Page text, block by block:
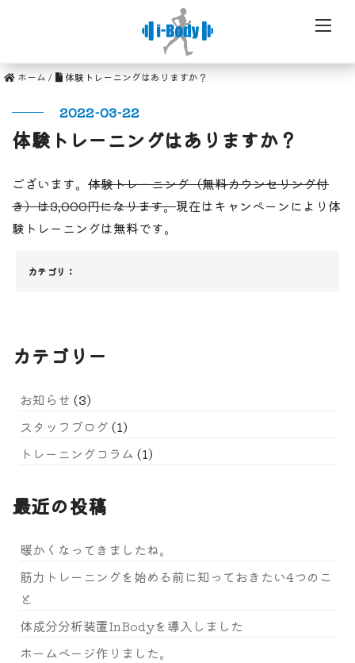
ホーム / 体験トレーニングはありますか？
2022-03-22
体験トレーニングはありますか？
ございます。 体験トレーニング（無料カウンセリング付
き）は3,000円になります。現在はキャンペーンにより体
験トレーニングは無料です。
カテゴリ：
カテゴリー
お知らせ (3)
スタッフブログ (1)
トレーニングコラム (1)
最近の投稿
暖かくなってきましたね。
筋力トレーニングを始める前に知っておきたい4つのこ
と
体成分分析装置InBodyを導入しました
ホームページ作りました。